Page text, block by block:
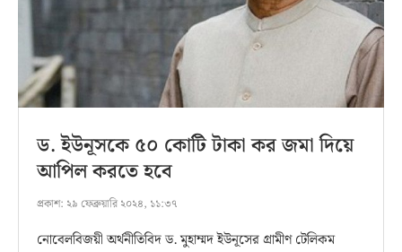
ড. ইউনূসকে ৫০ কোটি টাকা কর জমা দিয়ে
আপিল করতে হবে
প্রকাশ: ২৯ ফেব্রুয়ারি ২০২৪, ১১:৩৭
নোবেলবিজয়ী অর্থনীতিবিদ ড. মুহাম্মদ ইউনূসের গ্রামীণ টেলিকম